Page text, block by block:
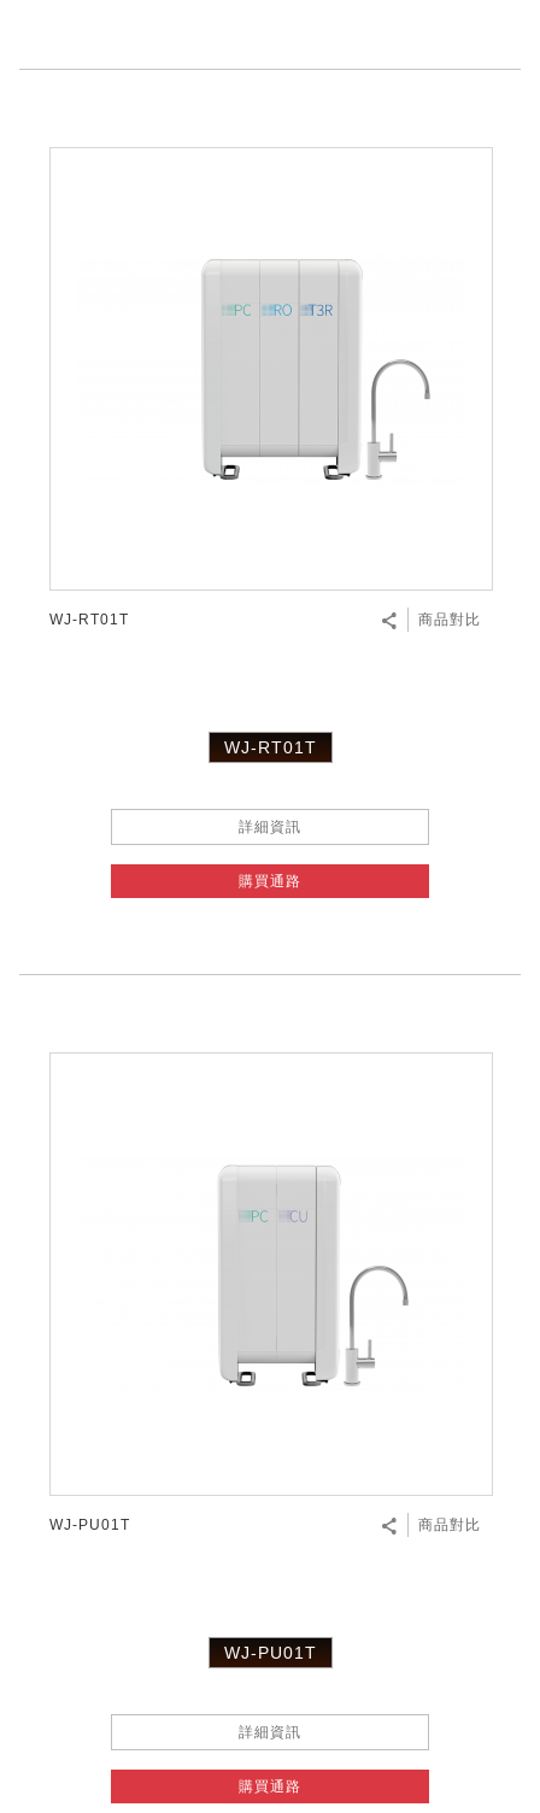
WJ-RT01T 商品對比
WJ-RT01T
詳細資訊
購買通路
WJ-PU01T 商品對比
WJ-PU01T
詳細資訊
購買通路